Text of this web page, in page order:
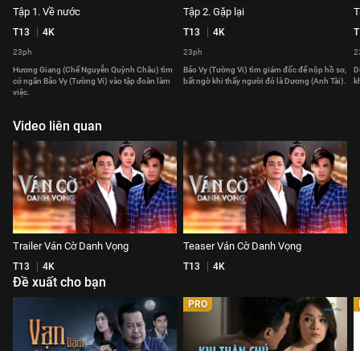
Tập 1. Về nước
T13 4K
23ph
Hương Giang (Chế Nguyễn Quỳnh Châu) tìm
cớ ngăn Bảo Vy (Tường Vi) vào tập đoàn làm
việc.
Tập 2. Gặp lại
T13 4K
23ph
Bảo Vy (Tường Vi) tìm giám đốc để nộp hồ sơ,
bất ngờ khi thấy người đó là Dương (Anh Tài).
Video liên quan
Trailer Ván Cờ Danh Vọng
T13 4K
Teaser Ván Cờ Danh Vọng
T13 4K
Đề xuất cho bạn
PRO